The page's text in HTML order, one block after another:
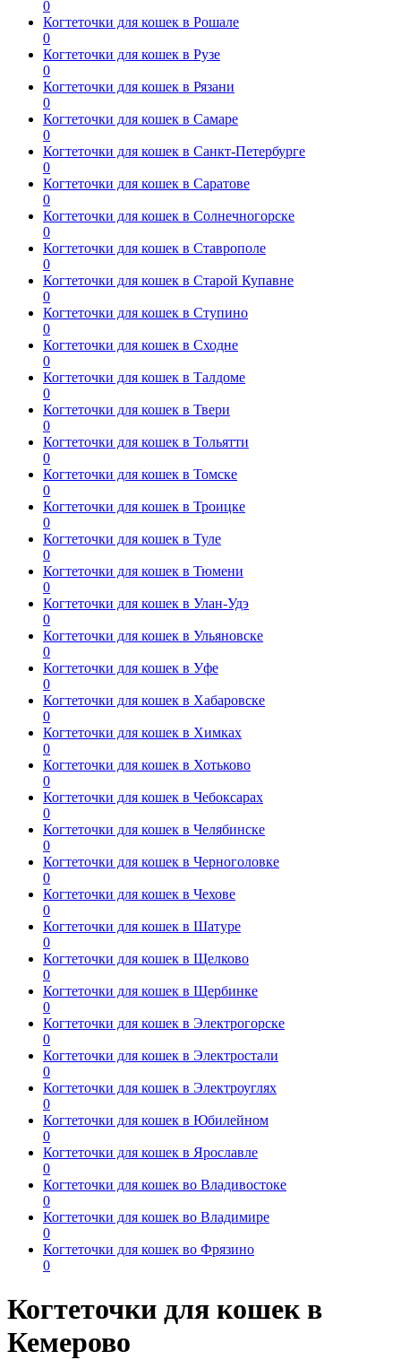
0
Когтеточки для кошек в Рошале
0
Когтеточки для кошек в Рузе
0
Когтеточки для кошек в Рязани
0
Когтеточки для кошек в Самаре
0
Когтеточки для кошек в Санкт-Петербурге
0
Когтеточки для кошек в Саратове
0
Когтеточки для кошек в Солнечногорске
0
Когтеточки для кошек в Ставрополе
0
Когтеточки для кошек в Старой Купавне
0
Когтеточки для кошек в Ступино
0
Когтеточки для кошек в Сходне
0
Когтеточки для кошек в Талдоме
0
Когтеточки для кошек в Твери
0
Когтеточки для кошек в Тольятти
0
Когтеточки для кошек в Томске
0
Когтеточки для кошек в Троицке
0
Когтеточки для кошек в Туле
0
Когтеточки для кошек в Тюмени
0
Когтеточки для кошек в Улан-Удэ
0
Когтеточки для кошек в Ульяновске
0
Когтеточки для кошек в Уфе
0
Когтеточки для кошек в Хабаровске
0
Когтеточки для кошек в Химках
0
Когтеточки для кошек в Хотьково
0
Когтеточки для кошек в Чебоксарах
0
Когтеточки для кошек в Челябинске
0
Когтеточки для кошек в Черноголовке
0
Когтеточки для кошек в Чехове
0
Когтеточки для кошек в Шатуре
0
Когтеточки для кошек в Щелково
0
Когтеточки для кошек в Щербинке
0
Когтеточки для кошек в Электрогорске
0
Когтеточки для кошек в Электростали
0
Когтеточки для кошек в Электроуглях
0
Когтеточки для кошек в Юбилейном
0
Когтеточки для кошек в Ярославле
0
Когтеточки для кошек во Владивостоке
0
Когтеточки для кошек во Владимире
0
Когтеточки для кошек во Фрязино
0
Когтеточки для кошек в
Кемерово